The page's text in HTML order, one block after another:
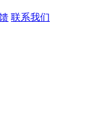
联系我们